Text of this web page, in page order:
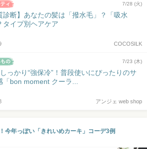
7/28 (火)
診断】あなたの髪は「撥水毛」？「吸水
タイプ別ヘアケア
COCOSILK
7/23 (木)
っかり“強保冷”！普段使いにぴったりのサ
「bon moment クーラ...
アンジェ web shop
今年っぽい「きれいめカーキ」コーデ3例